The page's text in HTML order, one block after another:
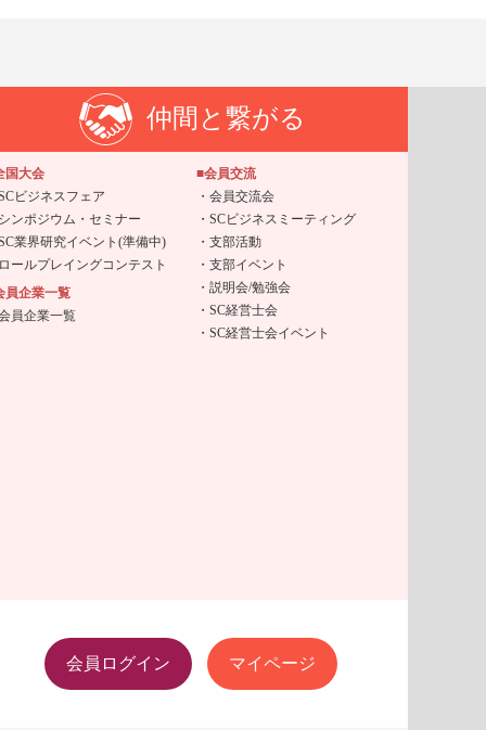
仲間と繋がる
国大会
ビジネスフェア
シンポジウム・セミナー
業界研究イベント(準備中)
ロールプレイングコンテスト
員企業一覧
員企業一覧
■会員交流
会員交流会
SCビジネスミーティング
支部活動
支部イベント
説明会/勉強会
SC経営士会
SC経営士会イベント
会員ログイン マイページ